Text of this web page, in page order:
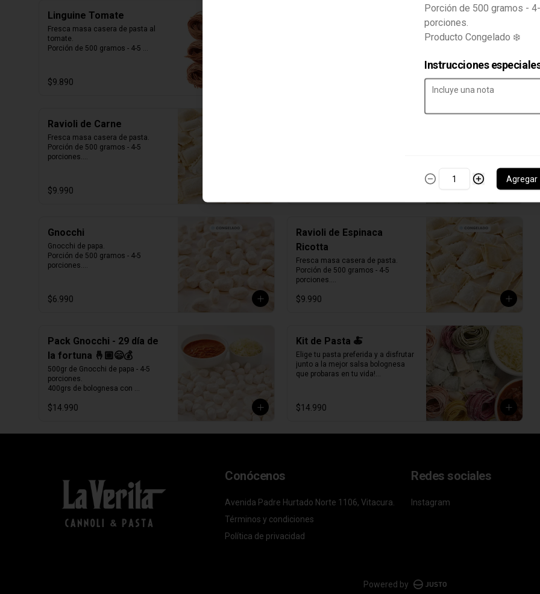
Linguine Tomate
Fresca masa casera de pasta al
tomate.
Porción de 500 gramos - 4-5
$9.890
Ravioli de Carne
Fresca masa casera de pasta.
Porción de 500 gramos - 4-5
porciones.
$9.990
Gnocchi
Gnocchi de papa.
Porción de 500 gramos - 4-5
porciones.
$6.990
Ravioli de Espinaca
Ricotta
Fresca masa casera de pasta.
Porción de 500 gramos - 4-5
porciones.
$9.990
Pack Gnocchi - 29 día de
la fortuna 🤞🏼😄💰
500gr de Gnocchi de papa - 4-5
porciones.
400grs de bolognesa con
vacuno.
$14.990
Kit de Pasta 🍝
Elige tu pasta preferida y a disfrutar
junto a la mejor salsa bolognesa
que probaras en tu vida!
400grs de bolognesa con
abundante carne mechada de
100grs de queso parmesano
$14.990
Conócenos
Avenida Padre Hurtado Norte 1106, Vitacura.
Términos y condiciones
Política de privacidad
Redes sociales
Instagram
Powered by
Porción de 500 gramos -
porciones.
Producto Congelado ❄️
Instrucciones
Agregar